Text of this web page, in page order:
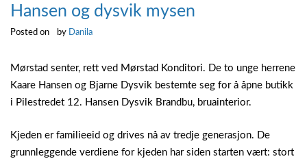
Hansen og dysvik mysen
Posted on by Danila
Mørstad senter, rett ved Mørstad Konditori. De to unge herrene
Kaare Hansen og Bjarne Dysvik bestemte seg for å åpne butikk
i Pilestredet 12. Hansen Dysvik Brandbu, bruainterior.
Kjeden er familieeid og drives nå av tredje generasjon. De
grunnleggende verdiene for kjeden har siden starten vært: stort